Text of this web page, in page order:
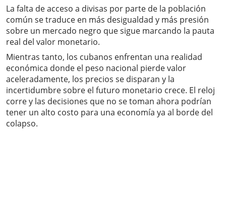
La falta de acceso a divisas por parte de la población
común se traduce en más desigualdad y más presión
sobre un mercado negro que sigue marcando la pauta
real del valor monetario.
Mientras tanto, los cubanos enfrentan una realidad
económica donde el peso nacional pierde valor
aceleradamente, los precios se disparan y la
incertidumbre sobre el futuro monetario crece. El reloj
corre y las decisiones que no se toman ahora podrían
tener un alto costo para una economía ya al borde del
colapso.